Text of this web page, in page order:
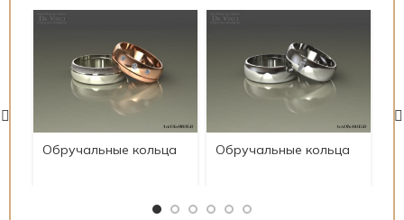
Обручальные кольца
Обручальные кольца